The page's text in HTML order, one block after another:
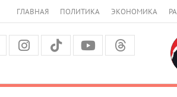
ГЛАВНАЯ ПОЛИТИКА ЭКОНОМИКА